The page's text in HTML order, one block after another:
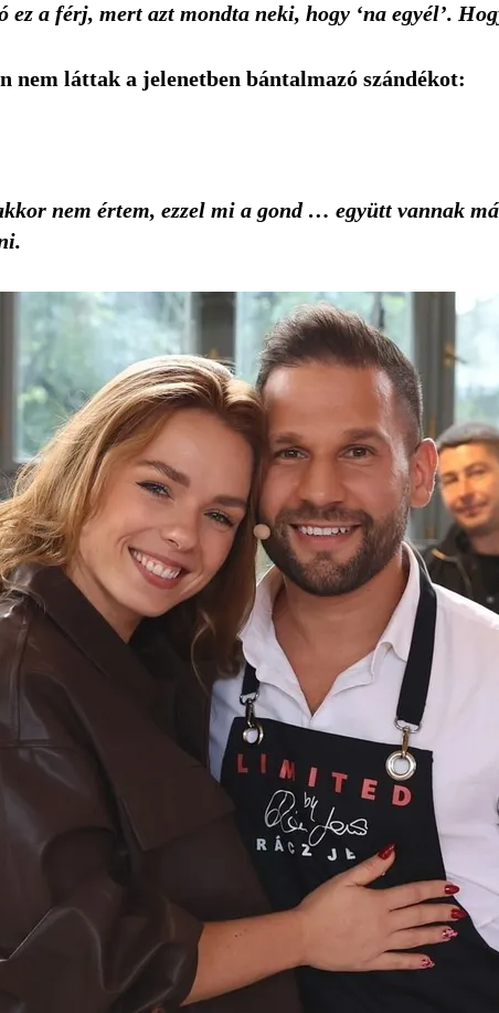
a férj, mert azt mondta neki, hogy ‘na egyél’.
nem láttak a jelenetben bántalmazó szándékot:
nem értem, ezzel mi a gond … együtt vannak